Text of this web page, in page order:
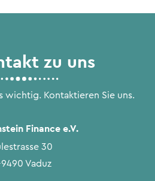
zu uns
wichtig. Kontaktieren Sie uns.
Finance e.V.
30
9490 Vaduz